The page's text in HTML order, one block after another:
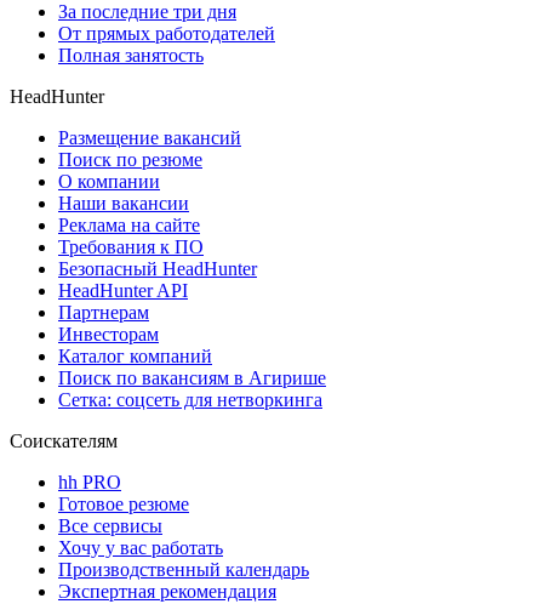
За последние три дня
От прямых работодателей
Полная занятость
HeadHunter
Размещение вакансий
Поиск по резюме
О компании
Наши вакансии
Реклама на сайте
Требования к ПО
Безопасный HeadHunter
HeadHunter API
Партнерам
Инвесторам
Каталог компаний
Поиск по вакансиям в Агирише
Сетка: соцсеть для нетворкинга
Соискателям
hh PRO
Готовое резюме
Все сервисы
Хочу у вас работать
Производственный календарь
Экспертная рекомендация